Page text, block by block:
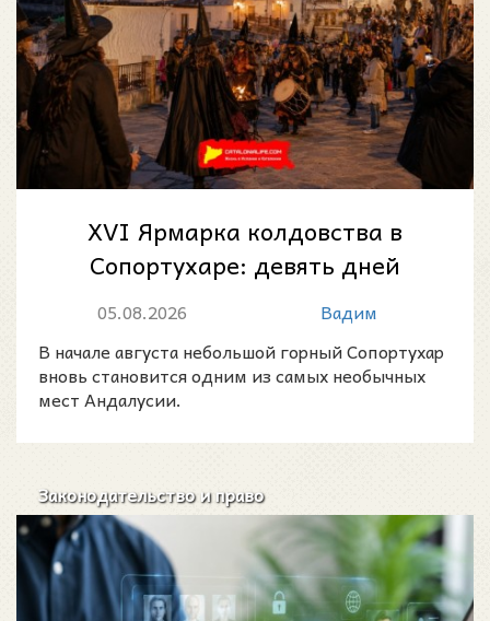
XVI Ярмарка колдовства в
Сопортухаре: девять дней
магии, легенд и народных
традиций
05.08.2026
Вадим
В начале августа небольшой горный Сопортухар
вновь становится одним из самых необычных
мест Андалусии.
Законодательство и право